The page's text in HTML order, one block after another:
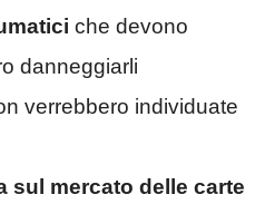
che devono
danneggiarli
verrebbero individuate
sul mercato delle carte